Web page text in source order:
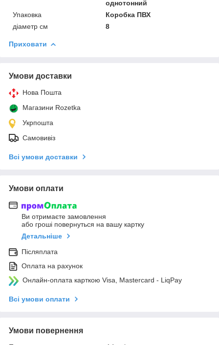
однотонний
Упаковка
Коробка ПВХ
діаметр см
8
Приховати
Умови доставки
Нова Пошта
Магазини Rozetka
Укрпошта
Самовивіз
Всі умови доставки
Умови оплати
Ви отримаєте замовлення
або гроші повернуться на вашу картку
Детальніше
Післяплата
Оплата на рахунок
Онлайн-оплата карткою Visa, Mastercard - LiqPay
Всі умови оплати
Умови повернення